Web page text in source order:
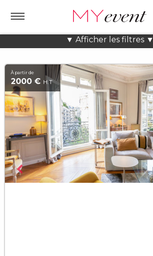
▼ Afficher les filtres ▼
Lieux atypiques Charmant à Paris
À partir de
2000 € H.T